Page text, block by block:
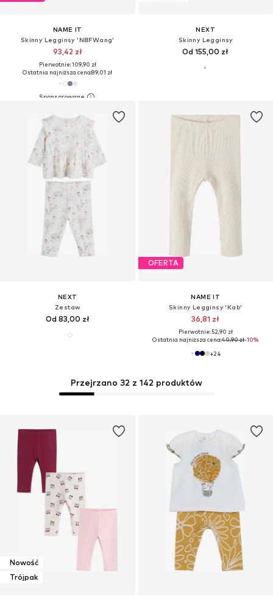
NAME IT
Skinny Legginsy 'NBFWang'
93,42 zł
Pierwotnie: 109,90 zł
Ostatnia najniższa cena:89,01 zł
NEXT
Skinny Legginsy
Od 155,00 zł
NEXT
Zestaw
Od 83,00 zł
OFERTA
NAME IT
Skinny Legginsy 'Kab'
36,81 zł
Pierwotnie: 52,90 zł
Ostatnia najniższa cena:40,90 zł-10%
+24
Przejrzano 32 z 142 produktów
Nowość
Trójpak